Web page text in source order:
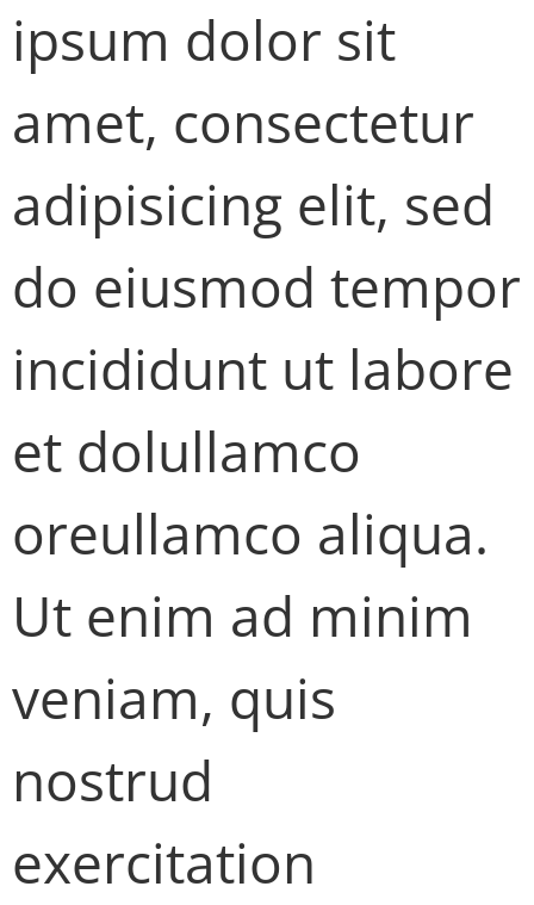
ipsum dolor sit
amet, consectetur
adipisicing elit, sed
do eiusmod tempor
incididunt ut labore
et dolullamco
oreullamco aliqua.
Ut enim ad minim
veniam, quis
nostrud
exercitation